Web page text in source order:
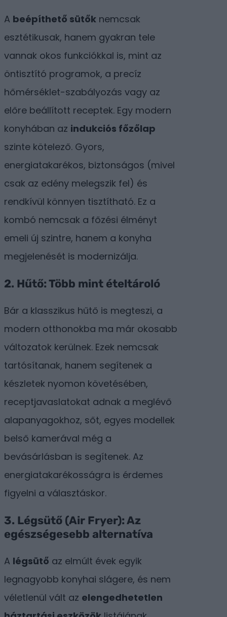
A beépíthető sütők nemcsak
esztétikusak, hanem gyakran tele
vannak okos funkciókkal is, mint az
öntisztító programok, a precíz
hőmérséklet-szabályozás vagy az
előre beállított receptek. Egy modern
konyhában az indukciós főzőlap
szinte kötelező. Gyors,
energiatakarékos, biztonságos (mivel
csak az edény melegszik fel) és
rendkívül könnyen tisztítható. Ez a
kombó nemcsak a főzési élményt
emeli új szintre, hanem a konyha
megjelenését is modernizálja.
2. Hűtő: Több mint ételtároló
Bár a klasszikus hűtő is megteszi, a
modern otthonokba ma már okosabb
változatok kerülnek. Ezek nemcsak
tartósítanak, hanem segítenek a
készletek nyomon követésében,
receptjavaslatokat adnak a meglévő
alapanyagokhoz, sőt, egyes modellek
belső kamerával még a
bevásárlásban is segítenek. Az
energiatakarékosságra is érdemes
figyelni a választáskor.
3. Légsütő (Air Fryer): Az
egészségesebb alternatíva
A légsütő az elmúlt évek egyik
legnagyobb konyhai slágere, és nem
véletlenül vált az elengedhetetlen